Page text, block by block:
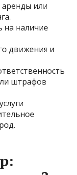
или
на наличие
движения и
штрафов